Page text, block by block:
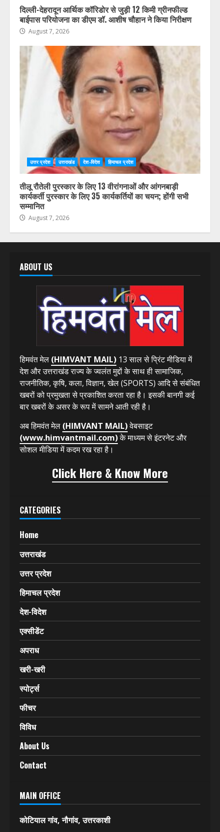
दिल्ली-देहरादून आर्थिक कॉरिडोर से जुड़ी 12 किमी ग्रीनफील्ड
बाईपास परियोजना का डीएम डॉ. आशीष चौहान ने किया निरीक्षण
August 7, 2026
उत्तर प्रदेश उत्तराखंड देश-विदेश हिमाचल प्रदेश
तीलू रौतेली पुरस्कार के लिए 13 वीरांगनाओं और आंगनबाड़ी
कार्यकर्ती पुरस्कार के लिए 35 कार्यकर्तियों का चयन; होंगी सभी
सम्मानित
August 7, 2026
ABOUT US
हिमवंत मेल (HIMVANT MAIL) 13 साल से प्रिंट मीडिया में
देश और उत्तराखंड राज्य के ज्वलंत मुद्दों के साथ ही सामाजिक,
राजनीतिक, कृषि, कला, विज्ञान, खेल (SPORTS) आदि से संबंधित
खबरों को प्रमुखता से प्रकाशित करता रहा है। इसकी बानगी कई
बार खबरों के असर के रूप में सामने आती रही है।
अब हिमवंत मेल (HIMVANT MAIL)वेबसाइट
(www.himvantmail.com)के माध्यम से इंटरनेट और
सोशल मीडिया में कदम रख रहा है।
Click Here & Know More
CATEGORIES
Home
उत्तराखंड
उत्तर प्रदेश
हिमाचल प्रदेश
देश-विदेश
एक्सीडेंट
अपराध
खरी-खरी
स्पोर्ट्स
फीचर
विविध
About Us
Contact
MAIN OFFICE
कोटियाल गांव, नौगांव, उत्तरकाशी